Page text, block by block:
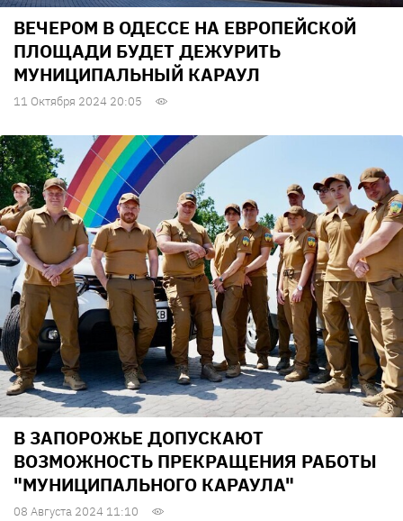
ВЕЧЕРОМ В ОДЕССЕ НА ЕВРОПЕЙСКОЙ
ПЛОЩАДИ БУДЕТ ДЕЖУРИТЬ
МУНИЦИПАЛЬНЫЙ КАРАУЛ
11 Октября 2024 20:05
В ЗАПОРОЖЬЕ ДОПУСКАЮТ
ВОЗМОЖНОСТЬ ПРЕКРАЩЕНИЯ РАБОТЫ
"МУНИЦИПАЛЬНОГО КАРАУЛА"
08 Августа 2024 11:10